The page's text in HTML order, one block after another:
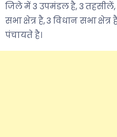
जिले में 3 उपमंडल है, 3
सभा क्षेत्र है, 3 विधान सभा क्षेत्र
पंचायते है।